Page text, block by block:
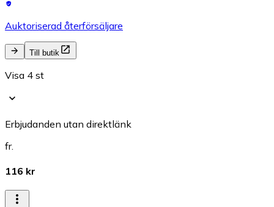
Auktoriserad återförsäljare
Till butik
Visa 4 st
Erbjudanden utan direktlänk
fr.
116 kr